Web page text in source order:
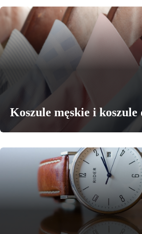
Koszule męskie i